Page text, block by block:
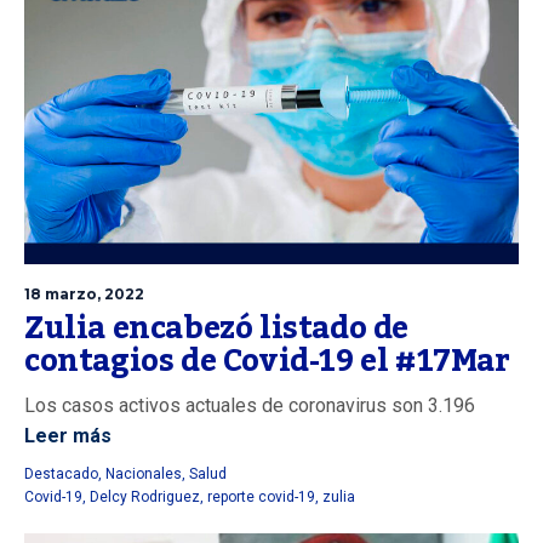
18 marzo, 2022
Zulia encabezó listado de
contagios de Covid-19 el #17Mar
Los casos activos actuales de coronavirus son 3.196
Leer más
Destacado, Nacionales, Salud
Covid-19, Delcy Rodriguez, reporte covid-19, zulia